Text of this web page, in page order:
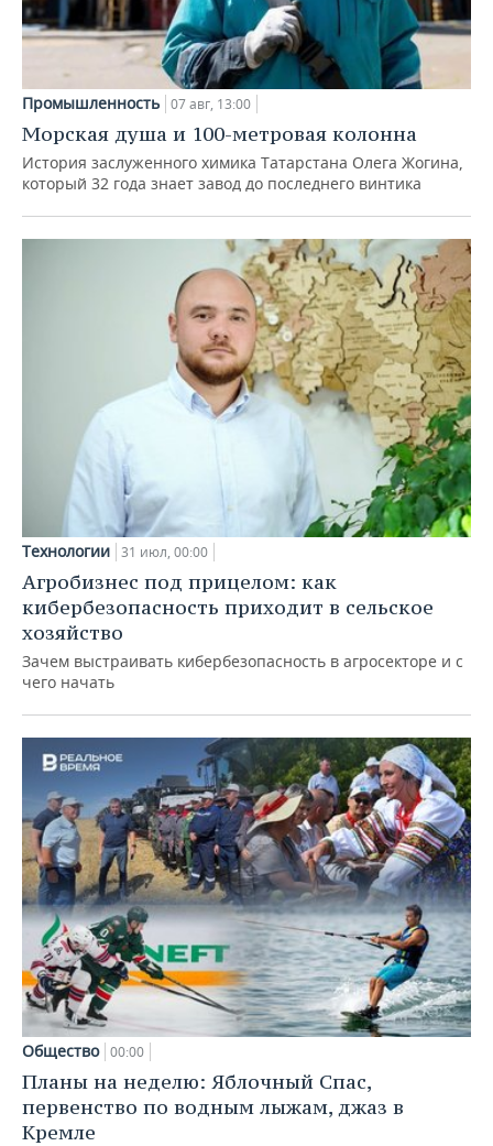
Промышленность 07 авг, 13:00
Морская душа и 100-метровая колонна
История заслуженного химика Татарстана Олега Жогина,
который 32 года знает завод до последнего винтика
Технологии 31 июл, 00:00
Агробизнес под прицелом: как
кибербезопасность приходит в сельское
хозяйство
Зачем выстраивать кибербезопасность в агросекторе и с
чего начать
Общество 00:00
Планы на неделю: Яблочный Спас,
первенство по водным лыжам, джаз в
Кремле